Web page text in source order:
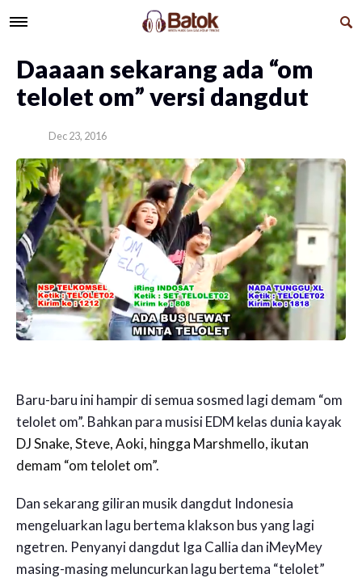
Daaaan sekarang ada “om
telolet om” versi dangdut
Dec 23, 2016
Baru-baru ini hampir di semua sosmed lagi demam “om
telolet om”. Bahkan para musisi EDM kelas dunia kayak
DJ Snake, Steve, Aoki, hingga Marshmello, ikutan
demam “om telolet om”.
Dan sekarang giliran musik dangdut Indonesia
mengeluarkan lagu bertema klakson bus yang lagi
ngetren. Penyanyi dangdut Iga Callia dan iMeyMey
masing-masing meluncurkan lagu bertema “telolet”